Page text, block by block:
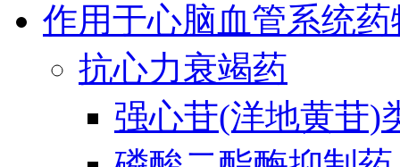
作用于心脑血管系统药
抗心力衰竭药
强心苷(洋地黄苷)